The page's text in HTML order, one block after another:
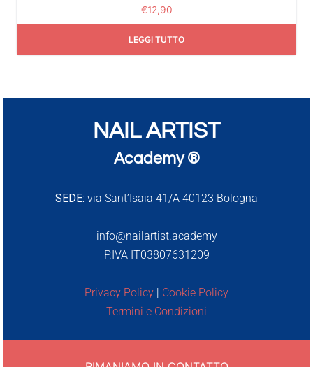
€12,90
LEGGI TUTTO
NAIL ARTIST
Academy ®
SEDE: via Sant’Isaia 41/A 40123 Bologna
info@nailartist.academy
P.IVA IT03807631209
Privacy Policy
Cookie Policy
Termini e Condizioni